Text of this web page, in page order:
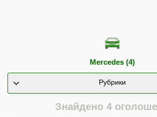
Mercedes (4)
Рубрики
Знайдено 4